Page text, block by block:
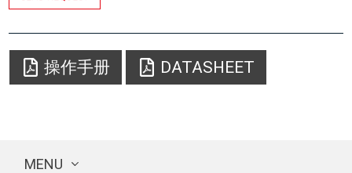
操作手册 DATASHEET
MENU